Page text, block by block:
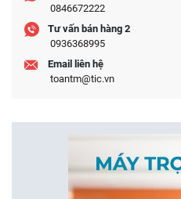
0846672222
Tư vấn bán hàng 2
0936368995
Email liên hệ
toantm@tic.vn